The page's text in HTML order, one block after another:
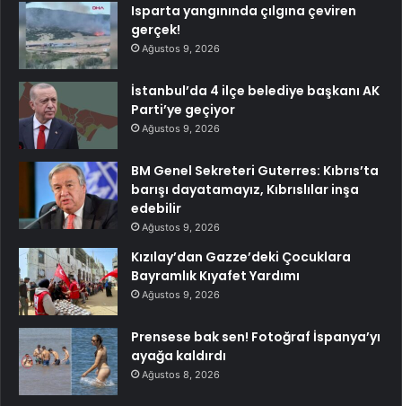
Isparta yangınında çılgına çeviren
gerçek!
Ağustos 9, 2026
İstanbul’da 4 ilçe belediye başkanı AK
Parti’ye geçiyor
Ağustos 9, 2026
BM Genel Sekreteri Guterres: Kıbrıs’ta
barışı dayatamayız, Kıbrıslılar inşa
edebilir
Ağustos 9, 2026
Kızılay’dan Gazze’deki Çocuklara
Bayramlık Kıyafet Yardımı
Ağustos 9, 2026
Prensese bak sen! Fotoğraf İspanya’yı
ayağa kaldırdı
Ağustos 8, 2026